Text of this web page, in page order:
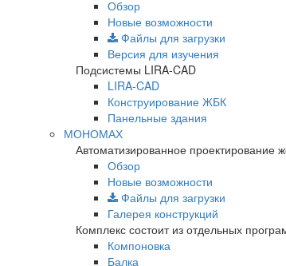
Обзор
Новые возможности
Файлы для загрузки
Версия для изучения
Подсистемы LIRA-CAD
LIRA-CAD
Конструирование ЖБК
Панельные здания
МОНОМАХ
Автоматизированное проектирование
Обзор
Новые возможности
Файлы для загрузки
Галерея конструкций
Комплекс состоит из отдельных
Компоновка
Балка